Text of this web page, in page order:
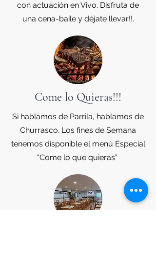
con actuación en Vivo. Disfruta de
una cena-baile y déjate llevar!!.
Come lo Quieras!!!
Si hablamos de Parrila, hablamos de
Churrasco. Los fines de Semana
tenemos disponible el menú Especial
"Come lo que quieras"